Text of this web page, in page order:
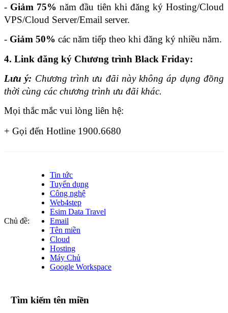
- Giảm 75% năm đầu tiên khi đăng ký Hosting/Cloud
VPS/Cloud Server/Email server.
- Giảm 50% các năm tiếp theo khi đăng ký nhiều năm.
4. Link đăng ký Chương trình Black Friday:
Lưu ý: Chương trình ưu đãi này không áp dụng đồng
thời cùng các chương trình ưu đãi khác.
Mọi thắc mắc vui lòng liên hệ:
+ Gọi đến Hotline 1900.6680
Chủ đề:
Tin tức
Tuyển dụng
Công nghệ
Web4step
Esim Data Travel
Email
Tên miền
Cloud
Hosting
Máy Chủ
Google Workspace
Tìm kiếm tên miền